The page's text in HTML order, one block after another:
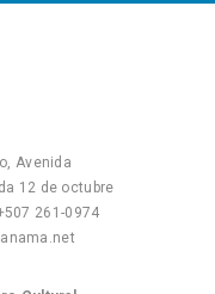
Avenida
12 de octubre
261-0974